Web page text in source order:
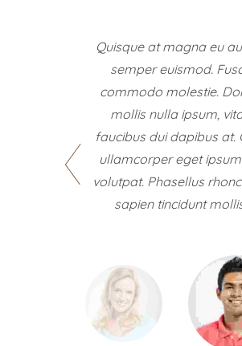
Quisque at magna eu
semper euismod.
commodo molestie.
mollis nulla ipsum,
faucibus dui dapibus at.
ullamcorper eget
volutpat. Phasellus
sapien tincidunt